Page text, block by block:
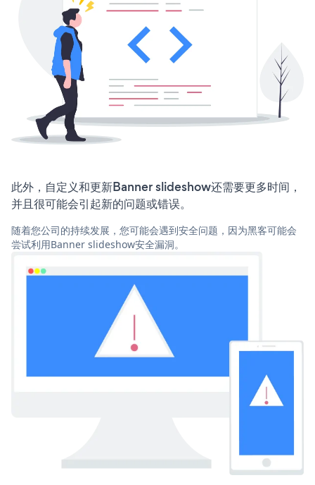
此外，自定义和更新Banner slideshow还需要更多时间，
并且很可能会引起新的问题或错误。
随着您公司的持续发展，您可能会遇到安全问题，因为黑客可能会
尝试利用Banner slideshow安全漏洞。